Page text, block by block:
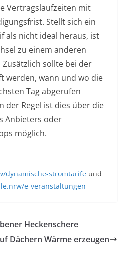
Vertragslaufzeiten mit
Stellt sich ein
als nicht ideal heraus, ist
zu einem anderen
sollte bei der
werden, wann und wo die
Tag abgerufen
der Regel ist dies über die
Anbieters oder
möglich.
dynamische-stromtarife und
e-veranstaltungen
Heckenschere
Dächern Wärme erzeugen